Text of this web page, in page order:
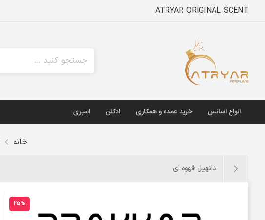
ATRYAR ORIGINAL SCENT
انواع اسانس خرید عمده و همکاری ادکلن اسپری
خانه
دانهیل قهوه ای
25%